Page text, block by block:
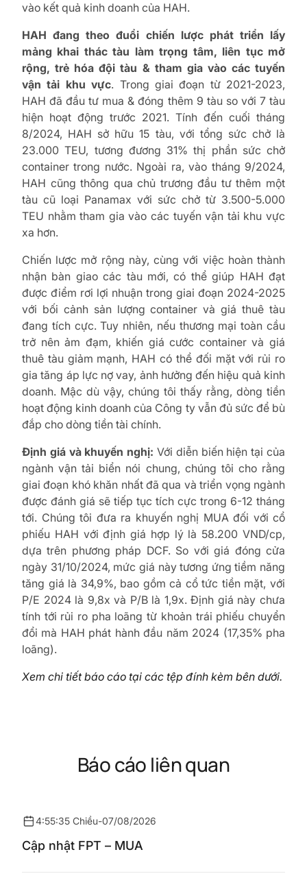
vào kết quả kinh doanh của HAH.
HAH đang theo đuổi chiến lược phát triển lấy
mảng khai thác tàu làm trọng tâm, liên tục mở
rộng, trẻ hóa đội tàu & tham gia vào các tuyến
vận tải khu vực. Trong giai đoạn từ 2021-2023,
HAH đã đầu tư mua & đóng thêm 9 tàu so với 7 tàu
hiện hoạt động trước 2021. Tính đến cuối tháng
8/2024, HAH sở hữu 15 tàu, với tổng sức chở là
23.000 TEU, tương đương 31% thị phần sức chở
container trong nước. Ngoài ra, vào tháng 9/2024,
HAH cũng thông qua chủ trương đầu tư thêm một
tàu cũ loại Panamax với sức chở từ 3.500-5.000
TEU nhằm tham gia vào các tuyến vận tải khu vực
xa hơn.
Chiến lược mở rộng này, cùng với việc hoàn thành
nhận bàn giao các tàu mới, có thể giúp HAH đạt
được điểm rơi lợi nhuận trong giai đoạn 2024-2025
với bối cảnh sản lượng container và giá thuê tàu
đang tích cực. Tuy nhiên, nếu thương mại toàn cầu
trở nên ảm đạm, khiến giá cước container và giá
thuê tàu giảm mạnh, HAH có thể đối mặt với rủi ro
gia tăng áp lực nợ vay, ảnh hưởng đến hiệu quả kinh
doanh. Mậc dù vậy, chúng tôi thấy rằng, dòng tiền
hoạt động kinh doanh của Công ty vẫn đủ sức để bù
đắp cho dòng tiền tài chính.
Định giá và khuyến nghị: Với diễn biến hiện tại của
ngành vận tải biển nói chung, chúng tôi cho rằng
giai đoạn khó khăn nhất đã qua và triển vọng ngành
được đánh giá sẽ tiếp tục tích cực trong 6-12 tháng
tới. Chúng tôi đưa ra khuyến nghị MUA đối với cổ
phiếu HAH với định giá hợp lý là 58.200 VND/cp,
dựa trên phương pháp DCF. So với giá đóng cửa
ngày 31/10/2024, mức giá này tương ứng tiềm năng
tăng giá là 34,9%, bao gồm cả cổ tức tiền mặt, với
P/E 2024 là 9,8x và P/B là 1,9x. Định giá này chưa
tính tới rủi ro pha loãng từ khoản trái phiếu chuyển
đổi mà HAH phát hành đầu năm 2024 (17,35% pha
loãng).
Xem chi tiết báo cáo tại các tệp đính kèm bên dưới.
Báo cáo liên quan
4:55:35 Chiều-07/08/2026
Cập nhật FPT – MUA